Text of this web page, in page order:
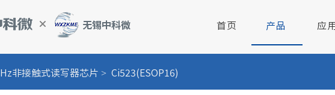
首页 产品
2.4GHz无线射频芯片
应
智慧校园管理系统-校讯通 公司简介
非接触式读写器芯片 Ci523(ESOP16)